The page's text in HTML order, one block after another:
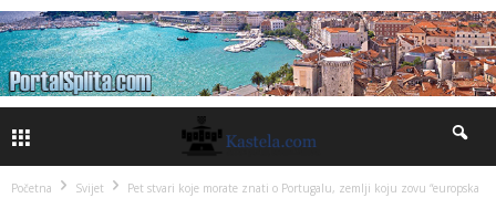
Početna Svijet
Pet stvari koje morate znati o Portugalu, zemlji koju zovu “europska